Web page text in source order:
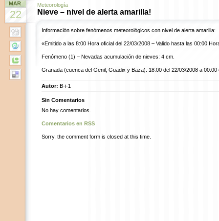
MAR
22
Meteorología
Nieve – nivel de alerta amarilla!
Información sobre fenómenos meteorológicos con nivel de alerta amarilla:
«Emitido a las 8:00 Hora oficial del 22/03/2008 – Valido hasta las 00:00
Fenómeno (1) – Nevadas acumulación de nieves: 4 cm.
Granada (cuenca del Genil, Guadix y Baza). 18:00 del 22/03/2008 a 00:00
Autor: B-i-1
Sin Comentarios
No hay comentarios.
Comentarios en RSS
Sorry, the comment form is closed at this time.